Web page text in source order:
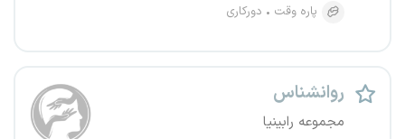
پاره وقت
دورکاری
روانشناس
مجموعه رابینیا